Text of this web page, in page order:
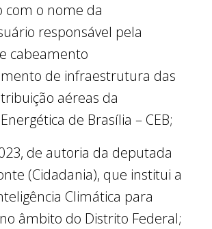
com o nome da
responsável pela
cabeamento
de infraestrutura das
aéreas da
de Brasília – CEB;
de autoria da deputada
(Cidadania), que institui a
Climática para
âmbito do Distrito Federal;